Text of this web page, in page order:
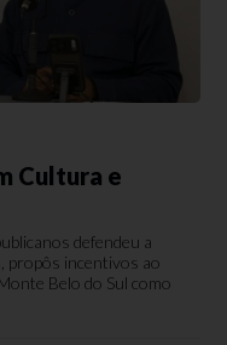
Cultura e
defendeu a
propôs incentivos ao
Belo do Sul como